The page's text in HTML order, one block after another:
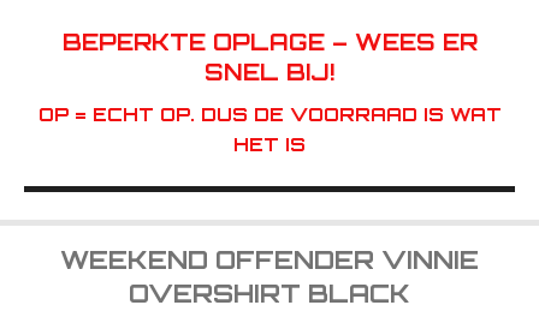
BEPERKTE OPLAGE – WEES ER
SNEL BIJ!
OP = ECHT OP. DUS DE VOORRAAD IS WAT
HET IS
WEEKEND OFFENDER VINNIE
OVERSHIRT BLACK